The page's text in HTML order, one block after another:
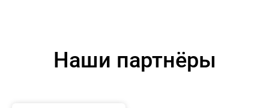
Наши партнёры